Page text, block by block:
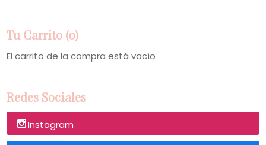
Tu Carrito (0)
El carrito de la compra está vacío
Redes Sociales
Instagram